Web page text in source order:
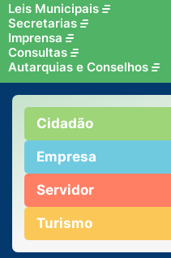
Leis Municipais
Secretarias
Imprensa
Consultas
Autarquias e Conselhos
Cidadão
Empresa
Servidor
Turismo